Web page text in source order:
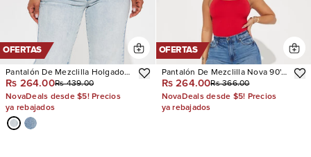
OFERTAS
Pantalón De Mezclilla Holgado
Mellow Moments Low Rise
Rs 264.00Rs 439.00
NovaDeals desde $5! Precios
ya rebajados
OFERTAS
Pantalón De Mezclilla Nova 90's
Baby Basic Stretch Wide Leg
Rs 264.00Rs 366.00
NovaDeals desde $5! Precios
ya rebajados